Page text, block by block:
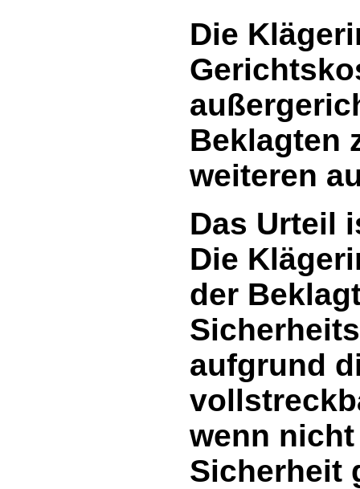
Die
Beklagten
weiteren
Das Urteil
Die
der
aufgrund
wenn
Sicherheit